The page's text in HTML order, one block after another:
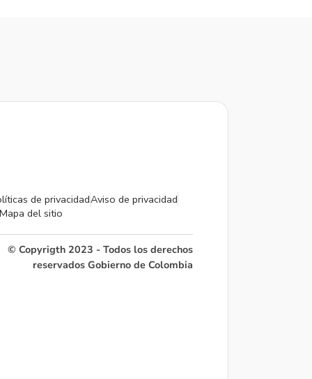
de privacidadAviso de privacidad
Mapa del sitio
© Copyrigth 2023 - Todos los derechos
reservados Gobierno de Colombia